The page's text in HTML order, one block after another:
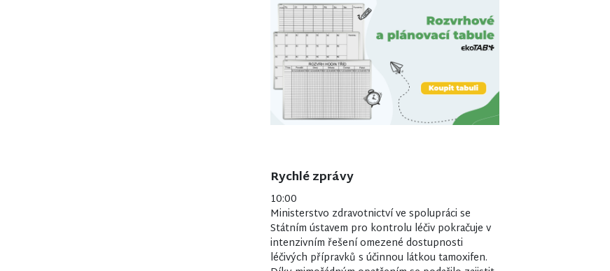
Rychlé zprávy
10:00
Ministerstvo zdravotnictví ve spolupráci se
Státním ústavem pro kontrolu léčiv pokračuje v
intenzivním řešení omezené dostupnosti
léčivých přípravků s účinnou látkou tamoxifen.